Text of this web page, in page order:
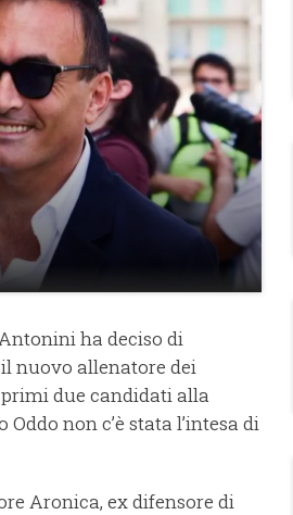
ha deciso di
nuovo allenatore dei
due candidati alla
non c’è stata l’intesa di
Aronica, ex difensore di